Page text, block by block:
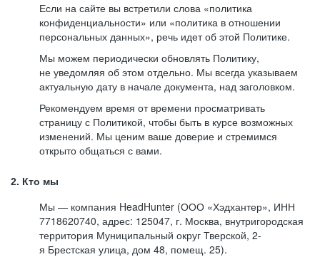
Если на сайте вы встретили слова «политика
конфиденциальности» или «политика в отношении
персональных данных», речь идет об этой Политике.
Мы можем периодически обновлять Политику,
не уведомляя об этом отдельно. Мы всегда указываем
актуальную дату в начале документа, над заголовком.
Рекомендуем время от времени просматривать
страницу с Политикой, чтобы быть в курсе возможных
изменений. Мы ценим ваше доверие и стремимся
открыто общаться с вами.
2. Кто мы
Мы — компания HeadHunter (ООО «Хэдхантер», ИНН
7718620740, адрес: 125047, г. Москва, внутригородская
территория Муниципальный округ Тверской, 2-
я Брестская улица, дом 48, помещ. 25).